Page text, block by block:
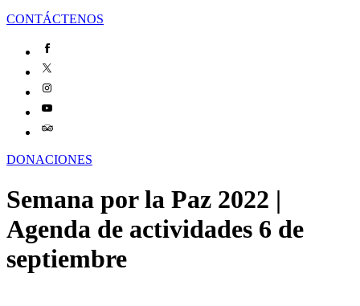
CONTÁCTENOS
DONACIONES
Semana por la Paz 2022 |
Agenda de actividades 6 de
septiembre